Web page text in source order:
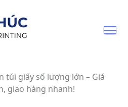
túi giấy số lượng lớn – Giá
giao hàng nhanh!